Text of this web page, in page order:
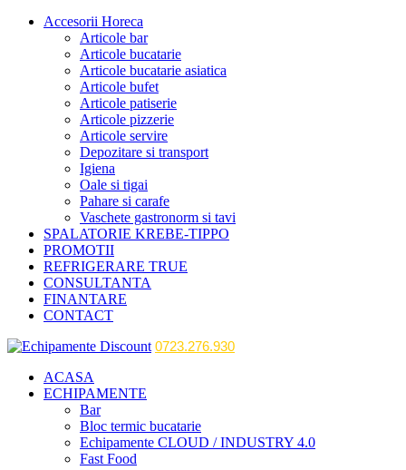
Accesorii Horeca
Articole bar
Articole bucatarie
Articole bucatarie asiatica
Articole bufet
Articole patiserie
Articole pizzerie
Articole servire
Depozitare si transport
Igiena
Oale si tigai
Pahare si carafe
Vaschete gastronorm si tavi
SPALATORIE KREBE-TIPPO
PROMOTII
REFRIGERARE TRUE
CONSULTANTA
FINANTARE
CONTACT
0723.276.930
ACASA
ECHIPAMENTE
Bar
Bloc termic bucatarie
Echipamente CLOUD / INDUSTRY 4.0
Fast Food